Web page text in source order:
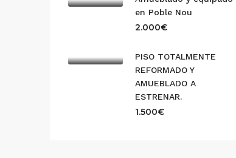
en Poble Nou
2.000€
PISO TOTALMENTE
REFORMADO Y
AMUEBLADO A
ESTRENAR.
1.500€